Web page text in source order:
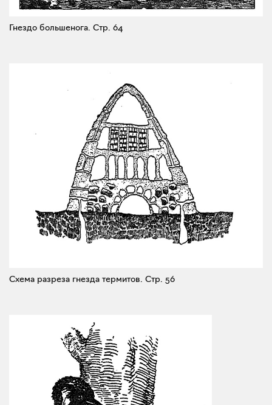
Гнездо большенога. Стр. 64
Схема разреза гнезда термитов. Стр. 56